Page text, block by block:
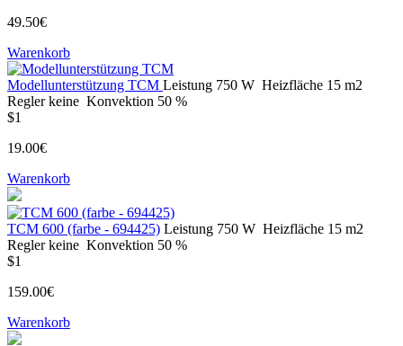
49.50€
Warenkorb
Modellunterstützung TCM Leistung 750 W Heizfläche 15 m2
Regler keine Konvektion 50 %
$1
19.00€
Warenkorb
ТСМ 600 (farbe - 694425) Leistung 750 W Heizfläche 15 m2
Regler keine Konvektion 50 %
$1
159.00€
Warenkorb